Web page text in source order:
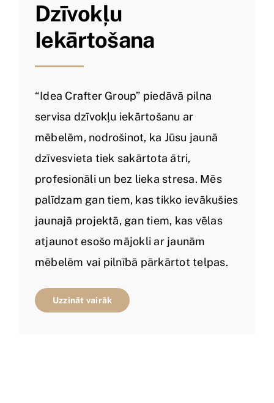
Dzīvokļu
Iekārtošana
“Idea Crafter Group” piedāvā pilna
servisa dzīvokļu iekārtošanu ar
mēbelēm, nodrošinot, ka Jūsu jaunā
dzīvesvieta tiek sakārtota ātri,
profesionāli un bez lieka stresa. Mēs
palīdzam gan tiem, kas tikko ievākušies
jaunajā projektā, gan tiem, kas vēlas
atjaunot esošo mājokli ar jaunām
mēbelēm vai pilnībā pārkārtot telpas.
Uzzināt vairāk